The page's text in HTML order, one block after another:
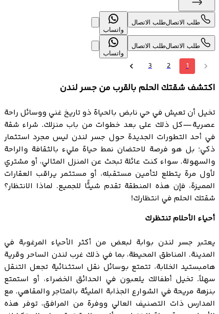
طلب الاتصالطلب الاتصال
واتساب
طلب الاتصالطلب الاتصال
واتساب
1
2
3
اكتشف شقتك الحلم بالقرب من جسر لندن
تخيل أن تعيش في حي نابض بالحياة ذو تاريخ غني ووسائل راحة
عصرية—كل ذلك على بعد خطوات من باب منزلك. شراء شقة
في أحد التطورات الجديدة حول جسر لندن ليس مجرد استثمار
ذكي؛ بل هو فرصة لاحتضان نمط حياة مليء بالثقافة والراحة
والسهولة. سواء كنت عائلة تبحث عن المنزل المثالي، أو مشتري
لأول مرة يتطلع لتأمين مستقبله، أو مستثمر يراقب العقارات
المميزة، فإن هذه المنطقة تقدم شيئًا للجميع. لماذا الانتظار؟
شقتك الحلم في انتظارك!
أحياء الأحلام تنتظرك
يعتبر جسر لندن بوابة لبعض من أكثر الأحياء المرغوبة في
المدينة. المناطق المحيطة، بما في ذلك غرب لندن الساحر وقرية
هامبستيد الخلابة، تتمتع بوسائل نقل استثنائية تجعل التنقل
سهلاً. تخيل أطفالك يلعبون في الحدائق الخضراء، أو استمتع
بنزهة مريحة في الشوارع الجذابة المليئة بالمتاجر والمقاهي. مع
المدارس ذات التصنيف العالي ووفرة من المرافق، توفر هذه